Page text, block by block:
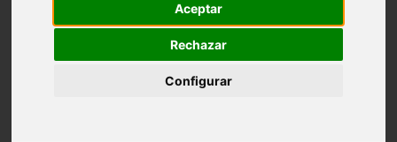
Aceptar
Rechazar
Configurar
Alicante - elx